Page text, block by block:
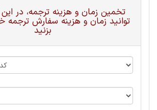
تخمین زمان و هزینه ترجمه، در
توانید زمان و هزینه سفارش ترجمه
بزنید